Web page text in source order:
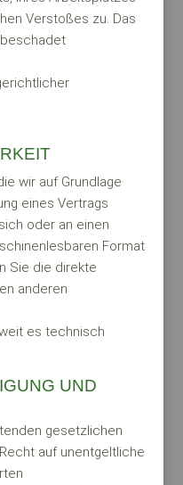
Verstoßes zu. Das
wir auf Grundlage
eines Vertrags
oder an einen
Format
Sie die direkte
anderen
es technisch
UND
gesetzlichen
auf unentgeltliche